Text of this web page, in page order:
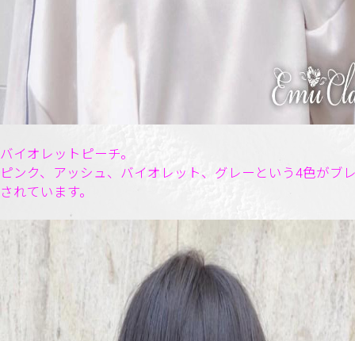
バイオレットピーチ。
ピンク、アッシュ、バイオレット、グレーという4色がブ
されています。